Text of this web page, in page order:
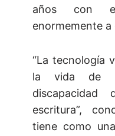
años con
enormemente a
“La tecnología
la vida de
escritura”,
tiene como